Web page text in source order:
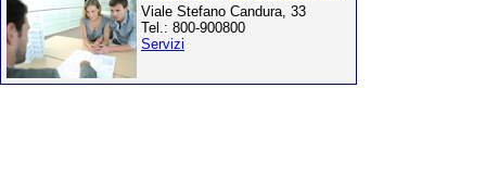
Viale Stefano Candura, 33
Tel.: 800-900800
Servizi